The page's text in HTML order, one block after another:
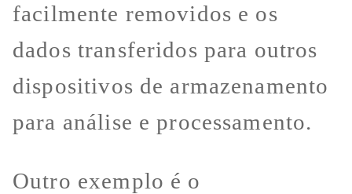
facilmente removidos e os
dados transferidos para outros
dispositivos de armazenamento
para análise e processamento.
Outro exemplo é o